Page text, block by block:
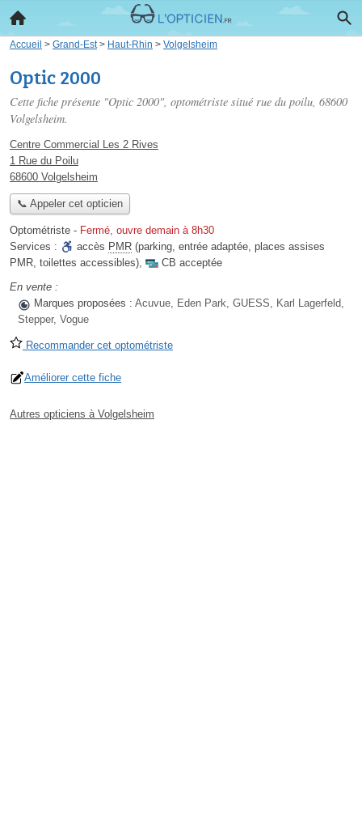
Accueil > Grand-Est> Haut-Rhin > Volgelsheim
Optic 2000
Cette fiche présente "Optic 2000", optométriste situé rue du poilu, 68600
Volgelsheim.
Centre Commercial Les 2 Rives
1 Rue du Poilu
68600 Volgelsheim
📞 Appeler cet opticien
Optométriste - Fermé, ouvre demain à 8h30
Services :
accès PMR (parking, entrée adaptée, places assises
PMR, toilettes accessibles),
CB acceptée
En vente :
Marques proposées : Acuvue, Eden Park, GUESS, Karl Lagerfeld,
Stepper, Vogue
Recommander cet optométriste
Améliorer cette fiche
Autres opticiens à Volgelsheim